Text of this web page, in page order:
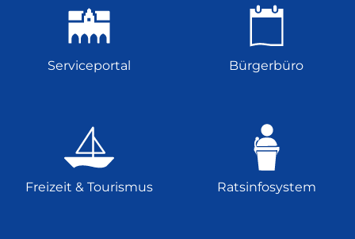
Serviceportal Bürgerbüro
Freizeit & Tourismus Ratsinfosystem